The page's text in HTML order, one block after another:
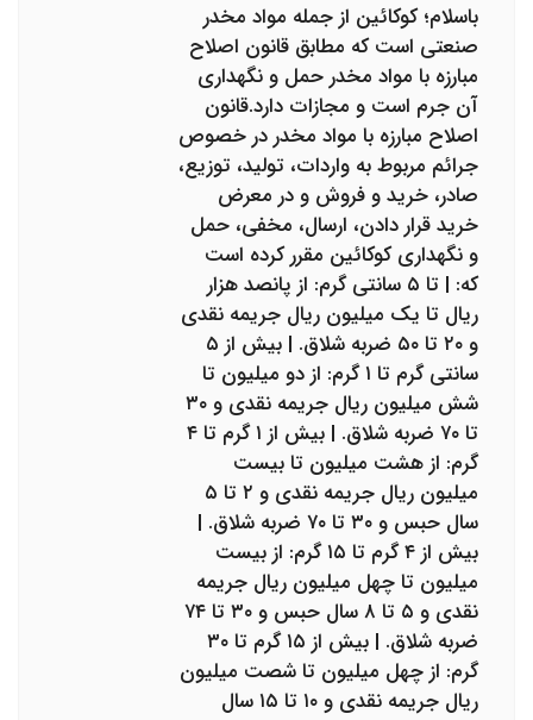
باسلام؛ کوکائین از جمله مواد مخدر
صنعتی است که مطابق قانون اصلاح
مبارزه با مواد مخدر حمل و نگهداری
آن جرم است و مجازات دارد.قانون
اصلاح مبارزه با مواد مخدر در خصوص
جرائم مربوط به واردات، تولید، توزیع،
صادر، خرید و فروش و در معرض
خرید قرار دادن، ارسال، مخفی، حمل
و نگهداری کوکائین مقرر کرده است
که: | تا ۵ سانتی گرم: از پانصد هزار
ریال تا یک میلیون ریال جریمه نقدی
و ۲۰ تا ۵۰ ضربه شلاق. | بیش از ۵
سانتی گرم تا ۱ گرم: از دو میلیون تا
شش میلیون ریال جریمه نقدی و ۳۰
تا ۷۰ ضربه شلاق. | بیش از ۱ گرم تا ۴
گرم: از هشت میلیون تا بیست
میلیون ریال جریمه نقدی و ۲ تا ۵
سال حبس و ۳۰ تا ۷۰ ضربه شلاق. |
بیش از ۴ گرم تا ۱۵ گرم: از بیست
میلیون تا چهل میلیون ریال جریمه
نقدی و ۵ تا ۸ سال حبس و ۳۰ تا ۷۴
ضربه شلاق. | بیش از ۱۵ گرم تا ۳۰
گرم: از چهل میلیون تا شصت میلیون
ریال جریمه نقدی و ۱۰ تا ۱۵ سال